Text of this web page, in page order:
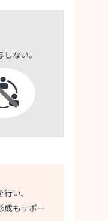
ない。
い、
成もサポー